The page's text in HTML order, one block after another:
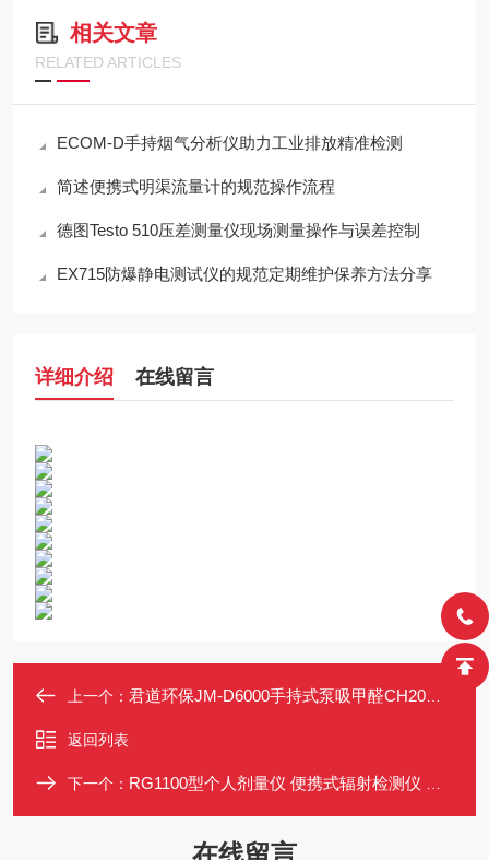
相关文章
RELATED ARTICLES
ECOM-D手持烟气分析仪助力工业排放精准检测
简述便携式明渠流量计的规范操作流程
德图Testo 510压差测量仪现场测量操作与误差控制
EX715防爆静电测试仪的规范定期维护保养方法分享
详细介绍 在线留言
上一个： 君道环保JM-D6000手持式泵吸甲醛CH20检测仪
返回列表
下一个： RG1100型个人剂量仪 便携式辐射检测仪 监测Xγ射线累积剂量
在线留言